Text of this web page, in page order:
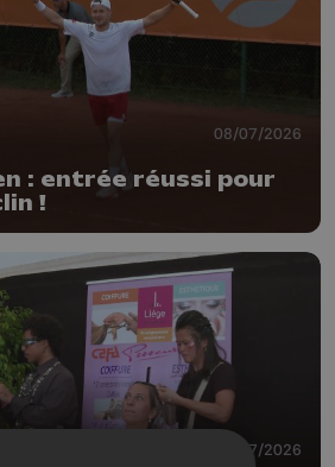
08/07/2026
: entrée réussi pour
!
03/07/2026